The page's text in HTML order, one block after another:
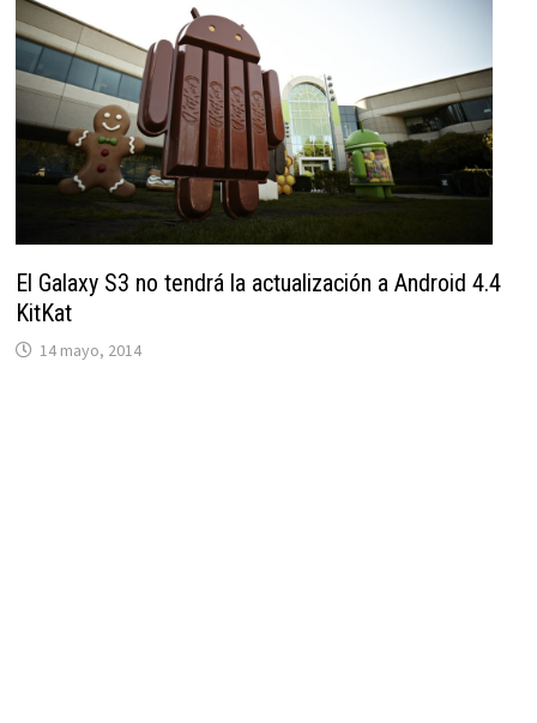
El Galaxy S3 no tendrá la actualización a Android 4.4
KitKat
14 mayo, 2014